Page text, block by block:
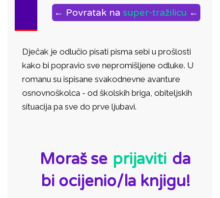
← Povratak na super-tražilicu ←
Dječak je odlučio pisati pisma sebi u prošlosti
kako bi popravio sve nepromišljene odluke. U
romanu su ispisane svakodnevne avanture
osnovnoškolca - od školskih briga, obiteljskih
situacija pa sve do prve ljubavi.
Moraš se prijaviti da
bi ocijenio/la knjigu!